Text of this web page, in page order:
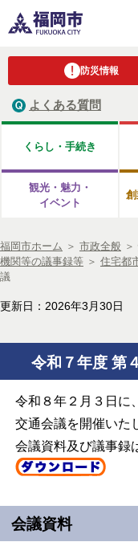
防災情報
よくある質問
くらし・手続き
観光・魅力・
イベント
福岡市ホーム ＞ 市政全般 ＞
機関等の議事録等 ＞ 住宅都
議
更新日：2026年3月30日
令和７年度 第
令和８年２月３日に
交通会議を開催いた
会議資料及び議事録
会議資料